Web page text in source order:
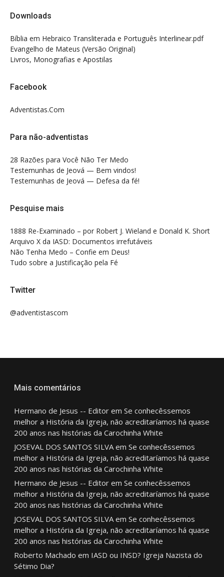
Downloads
Bíblia em Hebraico Transliterada e Português Interlinear.pdf
Evangelho de Mateus (Versão Original)
Livros, Monografias e Apostilas
Facebook
Adventistas.Com
Para não-adventistas
28 Razões para Você Não Ter Medo
Testemunhas de Jeová — Bem vindos!
Testemunhas de Jeová — Defesa da fé!
Pesquise mais
1888 Re-Examinado – por Robert J. Wieland e Donald K. Short
Arquivo X da IASD: Documentos irrefutáveis
Não Tenha Medo – Confie em Deus!
Tudo sobre a Justificação pela Fé
Twitter
@adventistascom
Mais comentários
Hermano de Jesus -- Editorem Se conhecêssemos
melhor a História da Igreja, não acreditaríamos há quase
200 anos nas histórias da Carochinha White
JOSEVAL DOS SANTOS SILVAem Se conhecêssemos
melhor a História da Igreja, não acreditaríamos há quase
200 anos nas histórias da Carochinha White
Hermano de Jesus -- Editorem Se conhecêssemos
melhor a História da Igreja, não acreditaríamos há quase
200 anos nas histórias da Carochinha White
JOSEVAL DOS SANTOS SILVAem Se conhecêssemos
melhor a História da Igreja, não acreditaríamos há quase
200 anos nas histórias da Carochinha White
Roberto Machado em IASD ou INSD? Igreja Nazista do
Sétimo Dia?